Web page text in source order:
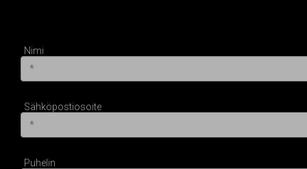
Nimi
Sähköpostiosoite
Puhelin